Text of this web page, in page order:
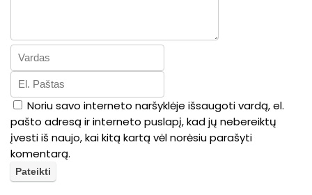
Noriu savo interneto naršyklėje išsaugoti vardą, el.
pašto adresą ir interneto puslapį, kad jų nebereiktų
įvesti iš naujo, kai kitą kartą vėl norėsiu parašyti
komentarą.